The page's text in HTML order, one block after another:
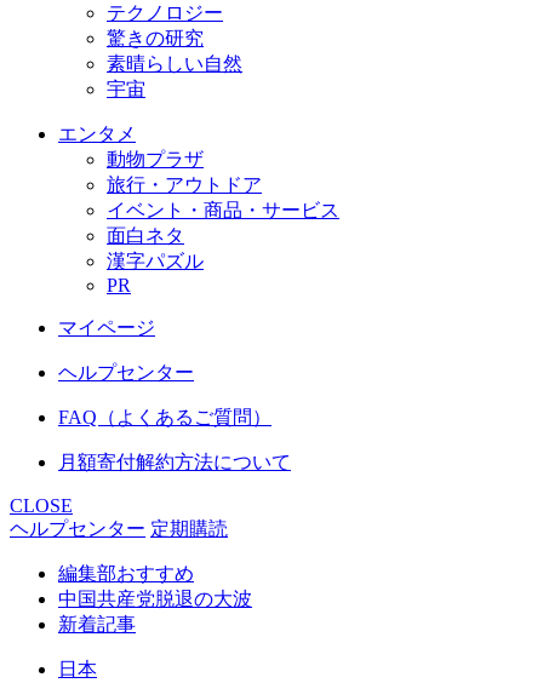
テクノロジー
驚きの研究
素晴らしい自然
宇宙
エンタメ
動物プラザ
旅行・アウトドア
イベント・商品・サービス
面白ネタ
漢字パズル
PR
マイページ
ヘルプセンター
FAQ（よくあるご質問）
月額寄付解約方法について
CLOSE
ヘルプセンター 定期購読
編集部おすすめ
中国共産党脱退の大波
新着記事
日本